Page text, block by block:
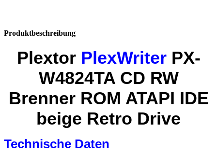
Produktbeschreibung
Plextor PlexWriterPX-
W4824TA CD RW
Brenner ROM ATAPI IDE
beige Retro Drive
Technische Daten